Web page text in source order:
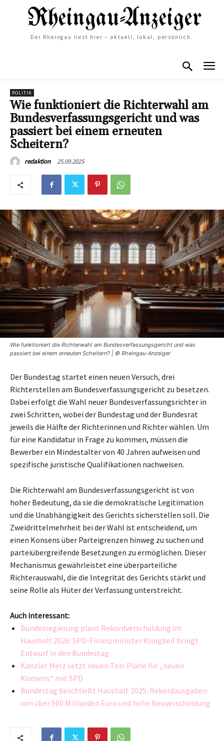
Der Rheingau liest hier – aktuell, lokal, persönlich.
POLITIK
Wie funktioniert die Richterwahl am
Bundesverfassungsgericht und was
passiert bei einem erneuten
Scheitern?
redaktion 25.09.2025
Wie funktioniert die Richterwahl am Bundesverfassungsgericht und was
passiert bei einem erneuten Scheitern? | © Rheingau-Anzeiger
Der Bundestag startet einen neuen Versuch, drei
Richterstellen am Bundesverfassungsgericht zu besetzen.
Dabei erfolgt die Wahl neuer Bundesverfassungsrichter in
zwei Schritten, wobei der Bundestag und der Bundesrat
jeweils die Hälfte der Richterinnen und Richter wählen. Um
für eine Kandidatur in Frage zu kommen, müssen die
Bewerber ein Mindestalter von 40 Jahren aufweisen und
spezifische juristische Qualifikationen nachweisen.
Die Richterwahl am Bundesverfassungsgericht ist von
hoher Bedeutung, da sie die demokratische Legitimation
und die Unabhängigkeit des Gerichts sicherstellen soll. Die
Zweidrittelmehrheit bei der Wahl ist entscheidend, um
einen Konsens über Parteigrenzen hinweg zu suchen und
parteiübergreifende Besetzungen zu ermöglichen. Dieser
Mechanismus gewährleistet eine überparteiliche
Richterauswahl, die die Integrität des Gerichts stärkt und
seine Rolle als Hüter der Verfassung unterstreicht.
Auch interessant:
Bundesregierung plant Rekordverschuldung im
Haushalt 2026: SPD-Finanzminister Klingbeil bringt
Entwurf in den Bundestag
Kanzler Merz setzt neuen Ton: Pläne für „neuen
Konsens“ mit SPD
Bundestag beschließt Haushalt 2025: Rekordausgaben
von über 500 Milliarden Euro und hohe Neuverschuldung